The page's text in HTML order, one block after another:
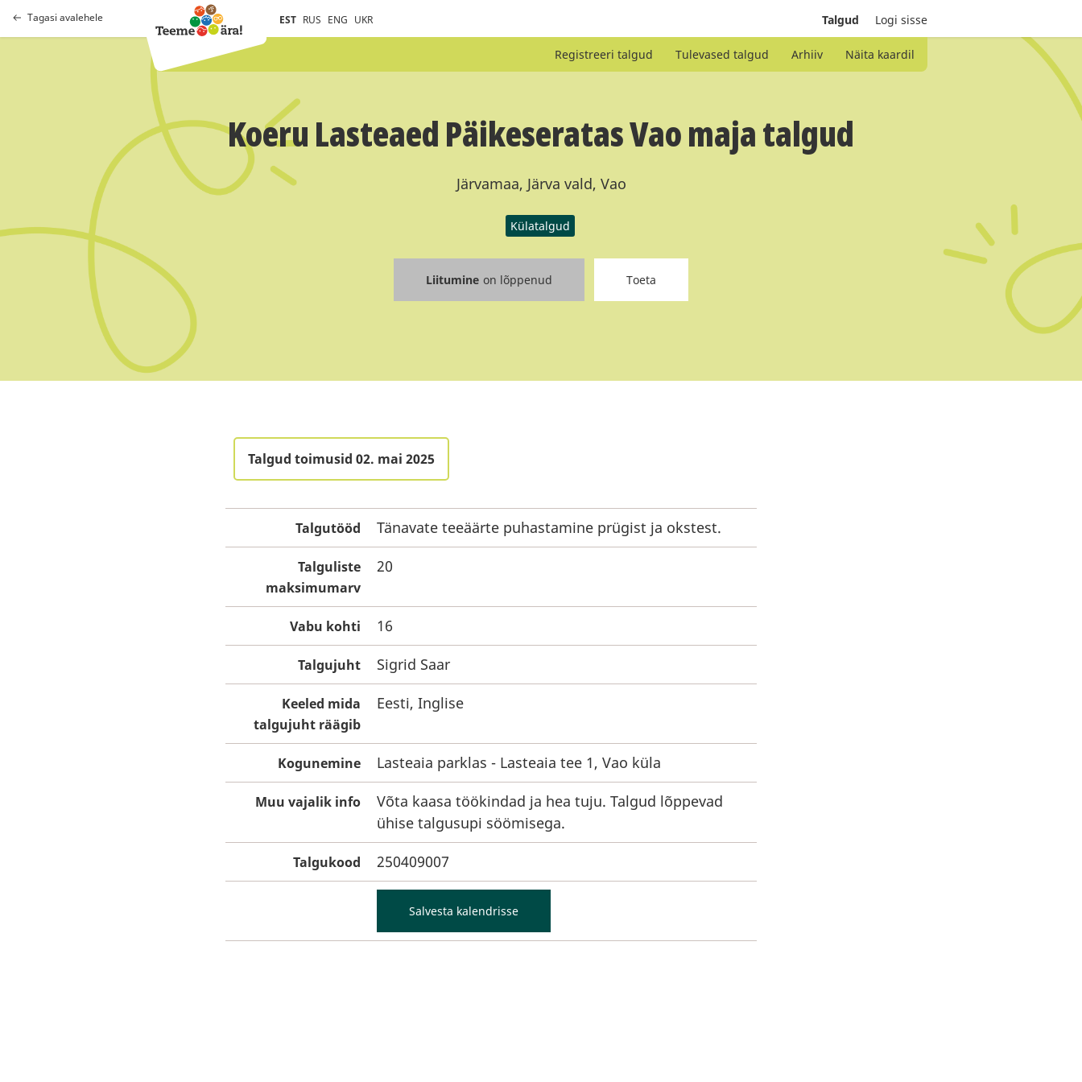
Tagasi avalehele EST RUS ENG UKR Talgud Logi sisse
Registreeri talgud Tulevased talgud Arhiiv Näita kaardil
Koeru Lasteaed Päikeseratas Vao maja talgud
Järvamaa, Järva vald, Vao
Külatalgud
Liitumine on lõppenud Toeta
Talgud toimusid 02. mai 2025
Talgutööd Tänavate teeäärte puhastamine prügist ja okstest.
Talguliste
maksimumarv
20
Vabu kohti 16
Talgujuht Sigrid Saar
Keeled mida
talgujuht räägib
Eesti, Inglise
Kogunemine Lasteaia parklas - Lasteaia tee 1, Vao küla
Muu vajalik info
Võta kaasa töökindad ja hea tuju. Talgud lõppevad
ühise talgusupi söömisega.
Talgukood 250409007
Salvesta kalendrisse